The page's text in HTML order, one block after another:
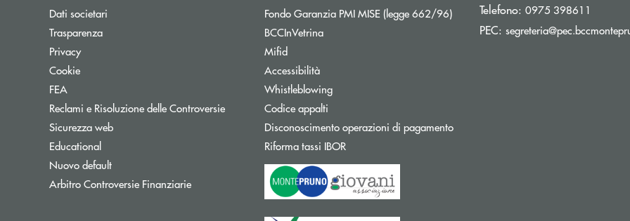
Dati societari
Trasparenza
Privacy
Cookie
FEA
Reclami e Risoluzione delle Controversie
Sicurezza web
Educational
Nuovo default
Arbitro Controversie FinanziarieApre una nuova finestra
Fondo Garanzia PMI MISE (legge 662/96)Apre una nuova finestra
BCCInVetrina
Mifid
Accessibilità
Whistleblowing
Codice appalti
Disconoscimento operazioni di pagamento
Riforma tassi IBORApre una nuova finestra
Telefono: 0975 398611
PEC: